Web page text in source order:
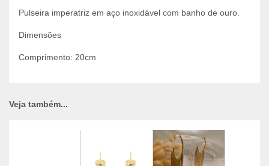
Pulseira imperatriz em aço inoxidável com banho de ouro.
Dimensões
Comprimento: 20cm
Veja também...